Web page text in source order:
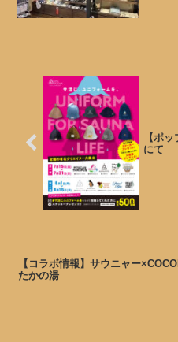
【ポ
にて
【コラボ情報】サウニャー
たかの湯